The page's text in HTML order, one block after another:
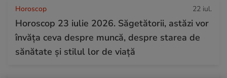
Horoscop 22 iul.
Horoscop 23 iulie 2026. Săgetătorii, astăzi vor
învăța ceva despre muncă, despre starea de
sănătate și stilul lor de viață